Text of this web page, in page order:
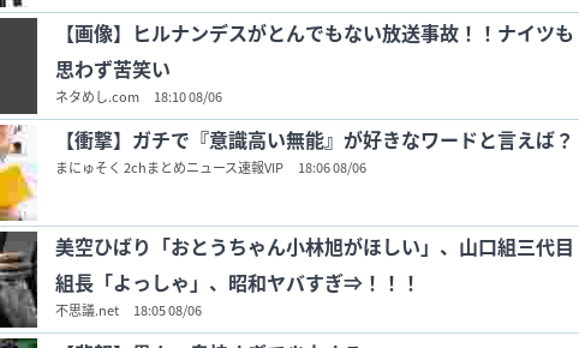
【画像】ヒルナンデスがとんでもない放送事故！！ナイツも
思わず苦笑い
ネタめし.com 18:10 08/06
【衝撃】ガチで『意識高い無能』が好きなワードと言えば？
まにゅそく 2chまとめニュース速報VIP 18:06 08/06
美空ひばり「おとうちゃん小林旭がほしい」、山口組三代目
組長「よっしゃ」、昭和ヤバすぎ⇒！！！
不思議.net 18:05 08/06